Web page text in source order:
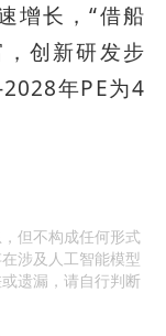
增长，“借船
创新研发步
年PE为4
但不构成任何形式
涉及人工智能模型
遗漏，请自行判断